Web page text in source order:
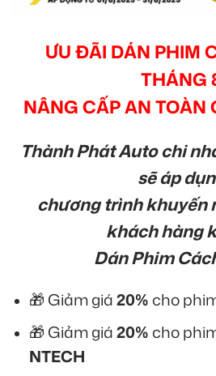
ƯU ĐÃI DÁN PHIM
THÁNG
NÂNG CẤP AN TOÀN
Thành Phát Auto chi
sẽ áp
chương trình khuyến
khách hàng
Dán Phim
🎁 Giảm giá20%cho
🎁 Giảm giá20%cho
NTECH